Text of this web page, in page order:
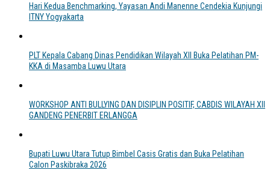
Hari Kedua Benchmarking, Yayasan Andi Manenne Cendekia Kunjungi
ITNY Yogyakarta
PLT Kepala Cabang Dinas Pendidikan Wilayah XII Buka Pelatihan PM-
KKA di Masamba Luwu Utara
WORKSHOP ANTI BULLYING DAN DISIPLIN POSITIF, CABDIS WILAYAH XII
GANDENG PENERBIT ERLANGGA
Bupati Luwu Utara Tutup Bimbel Casis Gratis dan Buka Pelatihan
Calon Paskibraka 2026